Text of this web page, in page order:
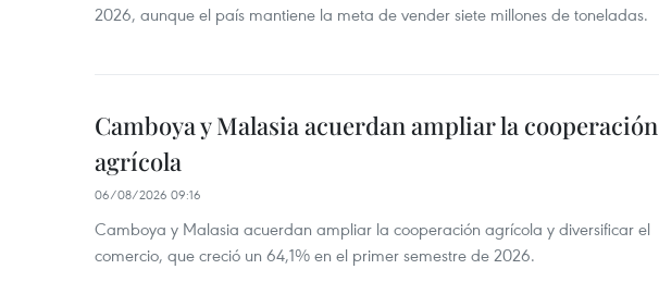
2026, aunque el país mantiene la meta de vender siete millones de toneladas.
Camboya y Malasia acuerdan ampliar la cooperación
agrícola
06/08/2026 09:16
Camboya y Malasia acuerdan ampliar la cooperación agrícola y diversificar el
comercio, que creció un 64,1% en el primer semestre de 2026.